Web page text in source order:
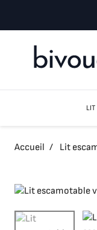
LIT
Accueil / Lit